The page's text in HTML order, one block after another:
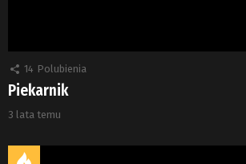
14 Polubienia
Piekarnik
3 lata temu